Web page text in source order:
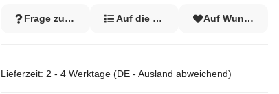
Frage zum Artikel Auf die Vergleichsliste
Auf
Lieferzeit: 2 - 4 Werktage(DE - Ausland abweichend)